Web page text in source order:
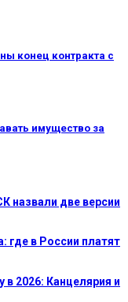
конец контракта с
имущество за
назвали две версии
где в России платят
в 2026: Канцелярия и